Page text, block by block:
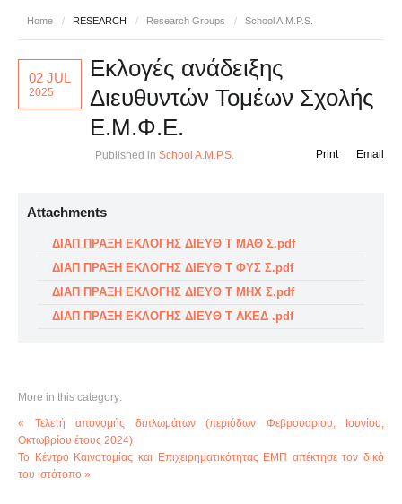
Home / RESEARCH / Research Groups / School A.M.P.S.
02 JUL
2025
Εκλογές ανάδειξης
Διευθυντών Τομέων Σχολής
Ε.Μ.Φ.Ε.
Published in School A.M.P.S. Email
Print
Attachments
ΔΙΑΠ ΠΡΑΞΗ ΕΚΛΟΓΗΣ ΔΙΕΥΘ Τ ΜΑΘ Σ.pdf
ΔΙΑΠ ΠΡΑΞΗ ΕΚΛΟΓΗΣ ΔΙΕΥΘ Τ ΦΥΣ Σ.pdf
ΔΙΑΠ ΠΡΑΞΗ ΕΚΛΟΓΗΣ ΔΙΕΥΘ Τ ΜΗΧ Σ.pdf
ΔΙΑΠ ΠΡΑΞΗ ΕΚΛΟΓΗΣ ΔΙΕΥΘ Τ ΑΚΕΔ .pdf
More in this category:
« Τελετή απονομής διπλωμάτων (περιόδων Φεβρουαρίου, Ιουνίου,
Οκτωβρίου έτους 2024)
Το Κέντρο Καινοτομίας και Επιχειρηματικότητας ΕΜΠ απέκτησε τον δικό
του ιστότοπο »